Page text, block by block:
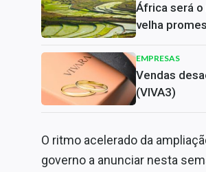
África será o
velha
EMPRESAS
Vendas
(VIVA3)
O ritmo acelerado da
governo a anunciar nesta